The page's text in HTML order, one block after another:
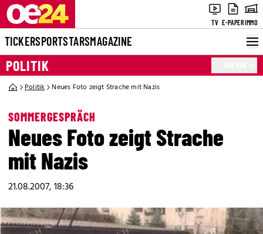
TV E-PAPERIMMO
TICKERSPORTSTARSMAGAZINE
POLITIK
Politik Neues Foto zeigt Strache mit Nazis
SOMMERGESPRÄCH
Neues Foto zeigt Strache
mit Nazis
21.08.2007, 18:36